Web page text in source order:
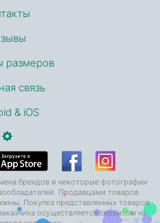
размеров
связь
& iOS
брендов и некоторые фотографии
Продавцами товаров
Покупка представленных товаров
осуществляется сервисом на